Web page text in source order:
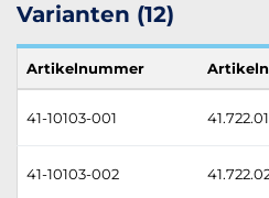
Varianten (12)
Artikelnummer
41-10103-001
41-10103-002